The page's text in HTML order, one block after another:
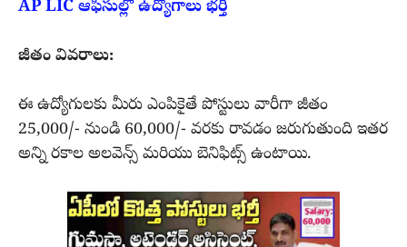
AP LIC ఆఫీసుల్లో ఉద్యోగాలు భర్తీ
జీతం వివరాలు:
ఈ ఉద్యోగులకు మీరు ఎంపికైతే పోస్టులు వారీగా జీతం
25,000/- నుండి 60,000/- వరకు రావడం జరుగుతుంది ఇతర
అన్ని రకాల అలవెన్స్ మరియు బెనిఫిట్స్ ఉంటాయి.